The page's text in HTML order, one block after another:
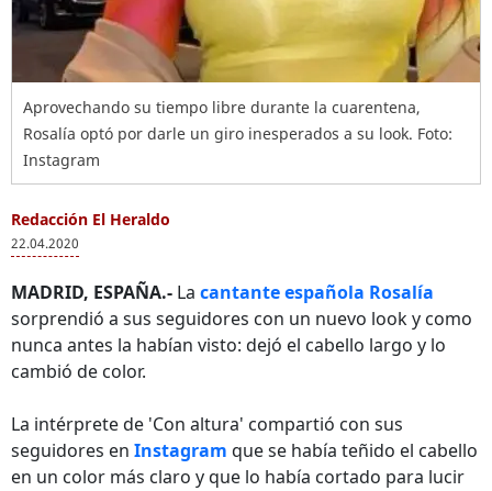
Aprovechando su tiempo libre durante la cuarentena,
Rosalía optó por darle un giro inesperados a su look. Foto:
Instagram
Redacción El Heraldo
22.04.2020
MADRID, ESPAÑA.- La cantante española Rosalía
sorprendió a sus seguidores con un nuevo look y como
nunca antes la habían visto: dejó el cabello largo y lo
cambió de color.
La intérprete de 'Con altura' compartió con sus
seguidores en Instagram que se había teñido el cabello
en un color más claro y que lo había cortado para lucir